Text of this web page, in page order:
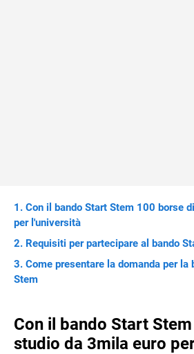
Con il bando Start Stem 100 borse
per l'università
Requisiti per partecipare al bando
Come presentare la domanda per la
Stem
Con il bando Start
studio da 3mila euro